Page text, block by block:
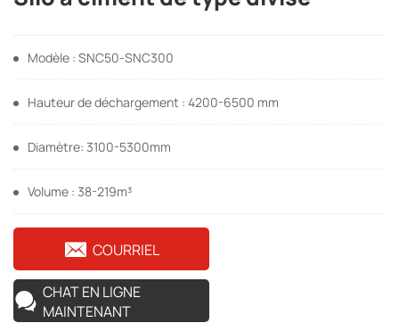
Modèle : SNC50-SNC300
Hauteur de déchargement : 4200-6500 mm
Diamètre: 3100-5300mm
Volume : 38-219m³
COURRIEL
CHAT EN LIGNE
MAINTENANT